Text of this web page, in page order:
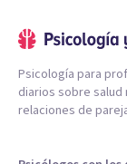
Psicología para
diarios sobre
relaciones de